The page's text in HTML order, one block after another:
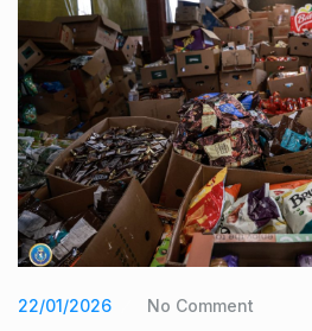
22/01/2026 No Comment